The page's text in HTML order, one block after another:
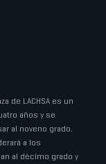
de LACHSA es un
años y se
al noveno grado.
a los
al décimo grado y